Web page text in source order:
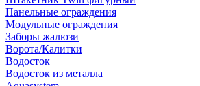
Панельные ограждения
Модульные ограждения
Заборы жалюзи
Ворота/Калитки
Водосток
Водосток из металла